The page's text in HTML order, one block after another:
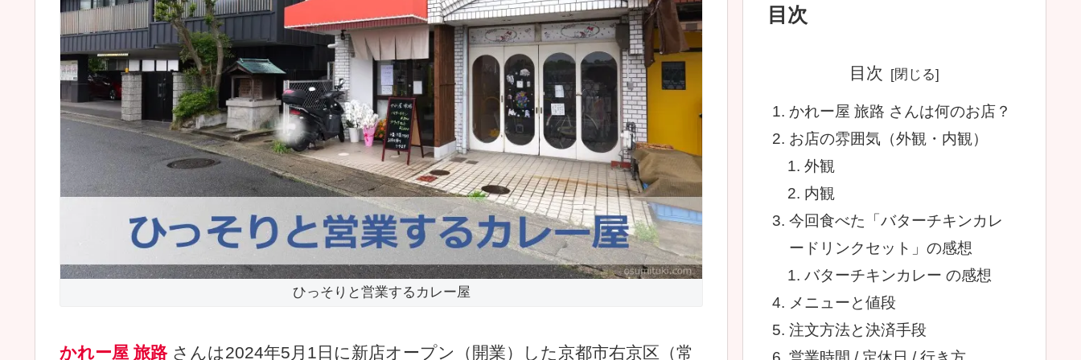
ひっそりと営業するカレー屋
かれー屋 旅路さんは2024年5月1日に新店オープン（開業）した京都市右京区（常
目次
目次
かれー屋 旅路 さんは何のお店？
お店の雰囲気（外観・内観）
外観
内観
今回食べた「バターチキンカレ
ードリンクセット」の感想
バターチキンカレー の感想
メニューと値段
注文方法と決済手段